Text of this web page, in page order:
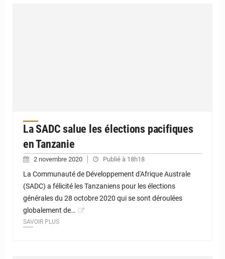
La SADC salue les élections pacifiques
en Tanzanie
2 novembre 2020 Publié à 18h18
La Communauté de Développement d'Afrique Australe
(SADC) a félicité les Tanzaniens pour les élections
générales du 28 octobre 2020 qui se sont déroulées
globalement de…
SAVOIR PLUS